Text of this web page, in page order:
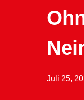
Juli 25,